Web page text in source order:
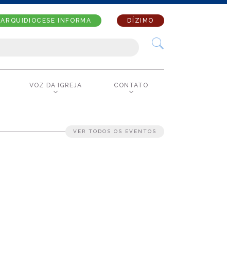
DÍZIMO
ARQUIDIOCESE INFORMA
VOZ DA IGREJA CONTATO
VER TODOS OS EVENTOS